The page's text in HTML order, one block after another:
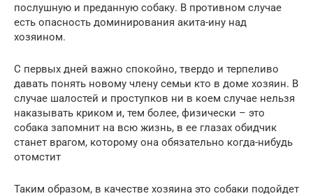
послушную и преданную собаку. В противном случае
есть опасность доминирования акита-ину над
хозяином.
С первых дней важно спокойно, твердо и терпеливо
давать понять новому члену семьи кто в доме хозяин. В
случае шалостей и проступков ни в коем случае нельзя
наказывать криком и, тем более, физически – это
собака запомнит на всю жизнь, в ее глазах обидчик
станет врагом, которому она обязательно когда-нибудь
отомстит
Таким образом, в качестве хозяина это собаки подойдет